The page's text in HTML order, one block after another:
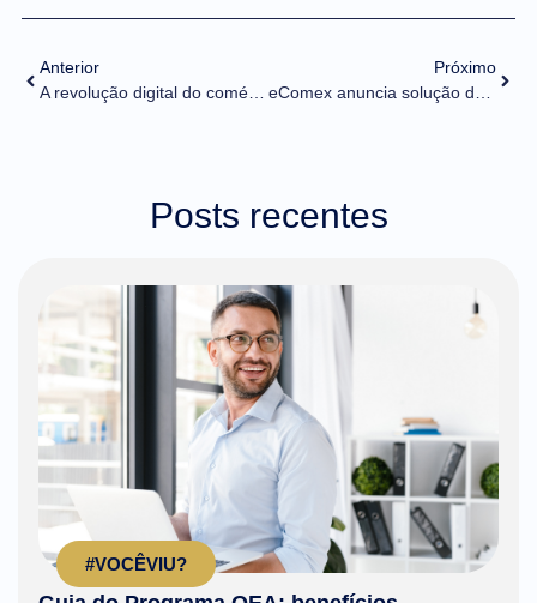
Anterior
A revolução digital do comércio exterior já começou e tem DNA brasileiro
Próximo
eComex anuncia solução de IA para logística internacional
Posts recentes
#VOCÊVIU?